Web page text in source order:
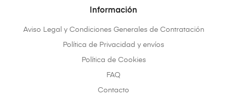
Información
Aviso Legal y Condiciones Generales de Contratación
Política de Privacidad y envíos
Política de Cookies
FAQ
Contacto